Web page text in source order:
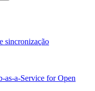
sincronização
as-a-Service for Open